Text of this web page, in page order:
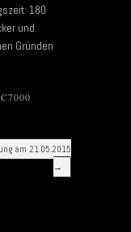
180
und
Gründen
am 21.05.2015
→